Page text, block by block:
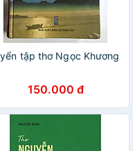
tập thơ Ngọc Khương
150.000 đ